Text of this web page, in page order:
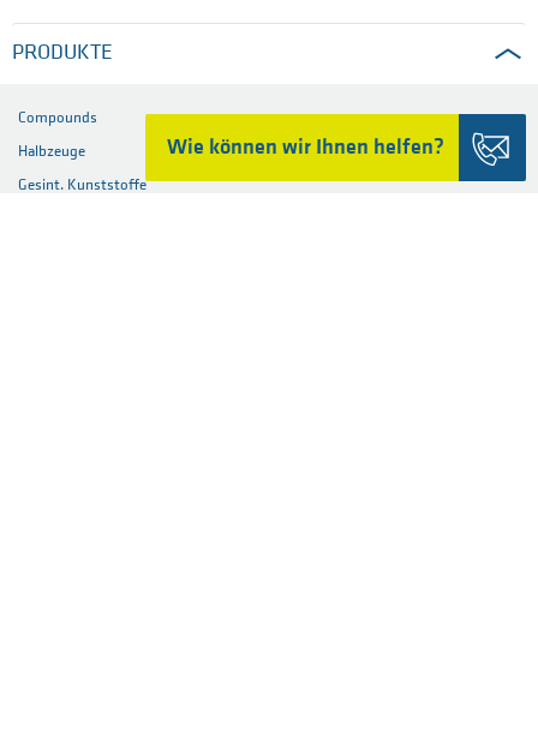
Wie können wir Ihnen helfen?
PRODUKTE
Compounds
Halbzeuge
Gesint. Kunststoffe